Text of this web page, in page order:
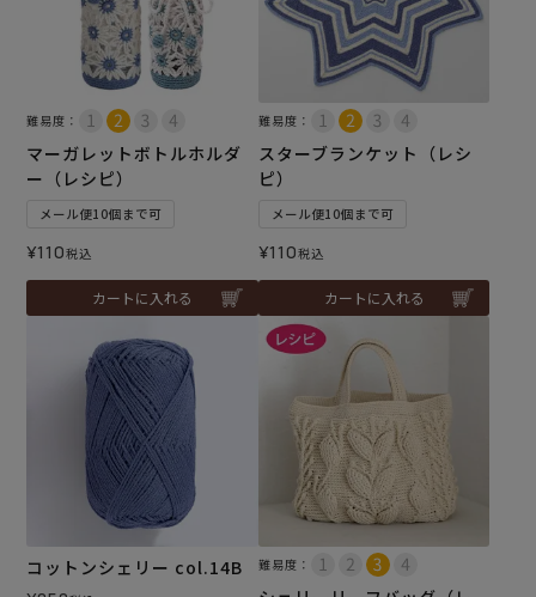
難易度：
マーガレットボトルホルダ
ー（レシピ）
メール便10個まで可
¥110税込
カートに入れる
難易度：
スターブランケット（レシ
ピ）
メール便10個まで可
¥110税込
カートに入れる
コットンシェリー col.14B 難易度：